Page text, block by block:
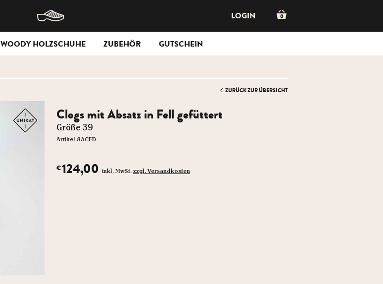
0
LOGIN
WOODY HOLZSCHUHE ZUBEHÖR GUTSCHEIN
ZURÜCK ZUR ÜBERSICHT
Clogs mit Absatz in Fell gefüttert
Größe 39
Artikel 8ACFD
€124,00 inkl. MwSt. zzgl. Versandkosten